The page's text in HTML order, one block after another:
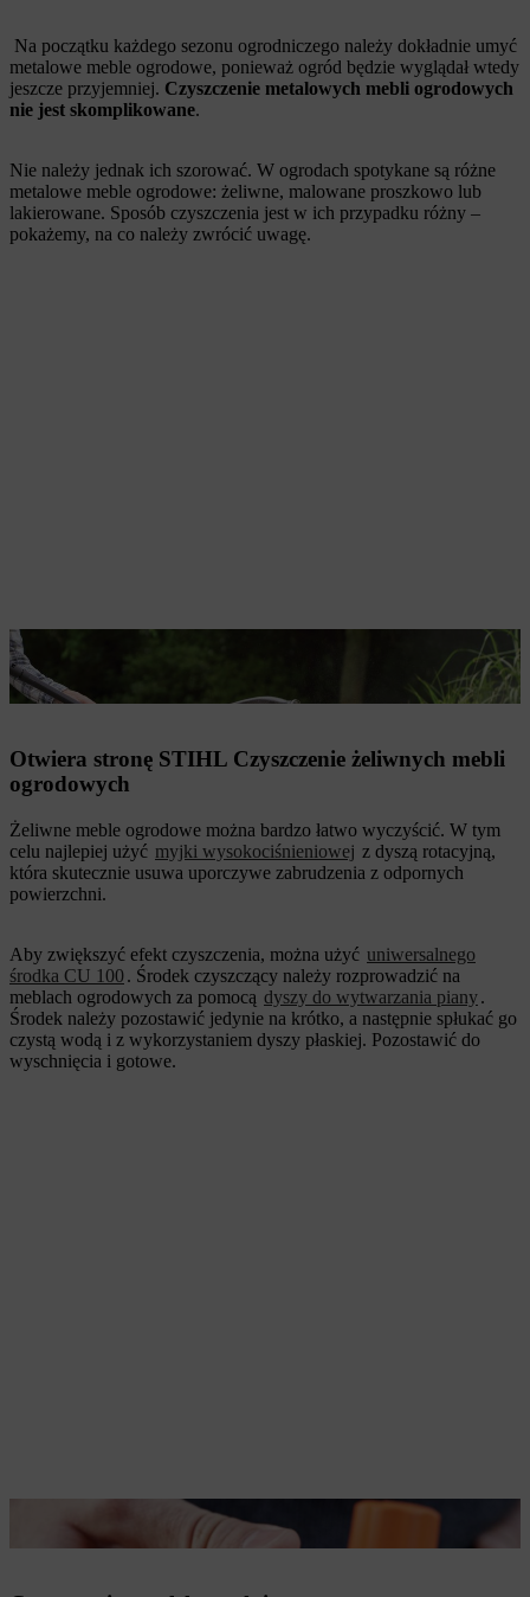
Na początku każdego sezonu ogrodniczego należy dokładnie umyć
metalowe meble ogrodowe, ponieważ ogród będzie wyglądał wtedy
jeszcze przyjemniej. Czyszczenie metalowych mebli ogrodowych
nie jest skomplikowane.
Nie należy jednak ich szorować. W ogrodach spotykane są różne
metalowe meble ogrodowe: żeliwne, malowane proszkowo lub
lakierowane. Sposób czyszczenia jest w ich przypadku różny –
pokażemy, na co należy zwrócić uwagę.
Urządzenie RE 130 plus z dyszą rotacyjną posłuży do wydajnego
czyszczenia
Otwiera stronę STIHL Czyszczenie żeliwnych mebli
ogrodowych
Żeliwne meble ogrodowe można bardzo łatwo wyczyścić. W tym
celu najlepiej użyć myjki wysokociśnieniowej z dyszą rotacyjną,
która skutecznie usuwa uporczywe zabrudzenia z odpornych
powierzchni.
Aby zwiększyć efekt czyszczenia, można użyć uniwersalnego
środka CU 100. Środek czyszczący należy rozprowadzić na
meblach ogrodowych za pomocą dyszy do wytwarzania piany.
Środek należy pozostawić jedynie na krótko, a następnie spłukać go
czystą wodą i z wykorzystaniem dyszy płaskiej. Pozostawić do
wyschnięcia i gotowe.
Dysza płaska nadaje się do mebli powlekanych